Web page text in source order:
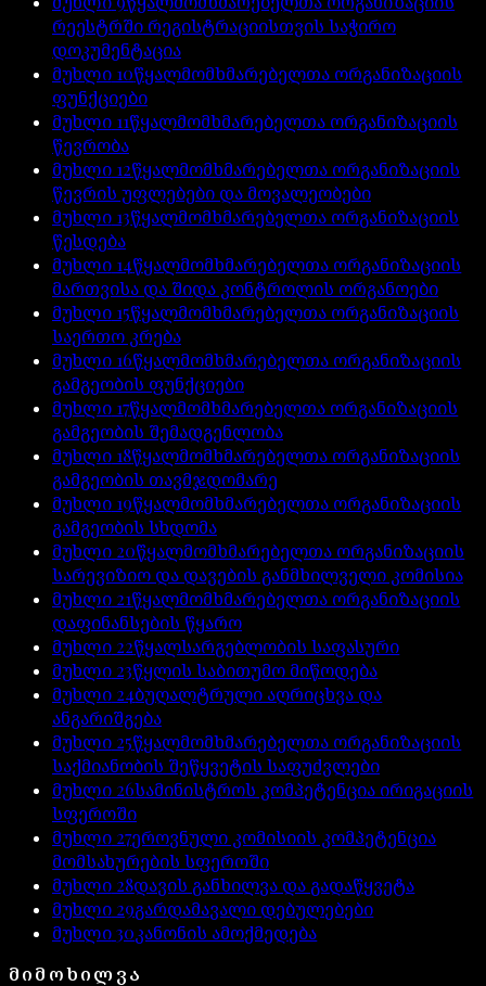
რეესტრში რეგისტრაციისთვის საჭირო
დოკუმენტაცია
მუხლი 10წყალმომხმარებელთა ორგანიზაციის
ფუნქციები
მუხლი 11წყალმომხმარებელთა ორგანიზაციის
წევრობა
მუხლი 12წყალმომხმარებელთა ორგანიზაციის
წევრის უფლებები და მოვალეობები
მუხლი 13წყალმომხმარებელთა ორგანიზაციის
წესდება
მუხლი 14წყალმომხმარებელთა ორგანიზაციის
მართვისა და შიდა კონტროლის ორგანოები
მუხლი 15წყალმომხმარებელთა ორგანიზაციის
საერთო კრება
მუხლი 16წყალმომხმარებელთა ორგანიზაციის
გამგეობის ფუნქციები
მუხლი 17წყალმომხმარებელთა ორგანიზაციის
გამგეობის შემადგენლობა
მუხლი 18წყალმომხმარებელთა ორგანიზაციის
გამგეობის თავმჯდომარე
მუხლი 19წყალმომხმარებელთა ორგანიზაციის
გამგეობის სხდომა
მუხლი 20წყალმომხმარებელთა ორგანიზაციის
სარევიზიო და დავების განმხილველი კომისია
მუხლი 21წყალმომხმარებელთა ორგანიზაციის
დაფინანსების წყარო
მუხლი 22წყალსარგებლობის საფასური
მუხლი 23წყლის საბითუმო მიწოდება
მუხლი 24ბუღალტრული აღრიცხვა და
ანგარიშგება
მუხლი 25წყალმომხმარებელთა ორგანიზაციის
საქმიანობის შეწყვეტის საფუძვლები
მუხლი 26სამინისტროს კომპეტენცია ირიგაციის
სფეროში
მუხლი 27ეროვნული კომისიის კომპეტენცია
მომსახურების სფეროში
მუხლი 28დავის განხილვა და გადაწყვეტა
მუხლი 29გარდამავალი დებულებები
მუხლი30კანონის ამოქმედება
ᲛᲘᲛᲝᲮᲘᲚᲕᲐ